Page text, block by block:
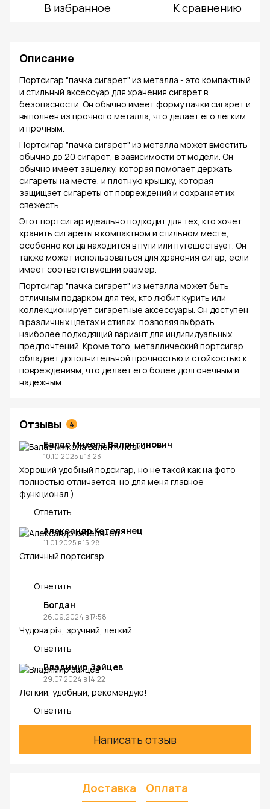
В избранное К сравнению
Описание
Портсигар "пачка сигарет" из металла - это компактный
и стильный аксессуар для хранения сигарет в
безопасности. Он обычно имеет форму пачки сигарет и
выполнен из прочного металла, что делает его легким
и прочным.
Портсигар "пачка сигарет" из металла может вместить
обычно до 20 сигарет, в зависимости от модели. Он
обычно имеет защелку, которая помогает держать
сигареты на месте, и плотную крышку, которая
защищает сигареты от повреждений и сохраняет их
свежесть.
Этот портсигар идеально подходит для тех, кто хочет
хранить сигареты в компактном и стильном месте,
особенно когда находится в пути или путешествует. Он
также может использоваться для хранения сигар, если
имеет соответствующий размер.
Портсигар "пачка сигарет" из металла может быть
отличным подарком для тех, кто любит курить или
коллекционирует сигаретные аксессуары. Он доступен
в различных цветах и стилях, позволяя выбрать
наиболее подходящий вариант для индивидуальных
предпочтений. Кроме того, металлический портсигар
обладает дополнительной прочностью и стойкостью к
повреждениям, что делает его более долговечным и
надежным.
Отзывы 4
Балас Микола Валентинович
10.10.2025 в 13:23
Хороший удобный подсигар, но не такой как на фото
полностью отличается, но для меня главное
функционал )
Ответить
Александр Котелянец
11.01.2025 в 15:28
Отличный портсигар
Ответить
Богдан
26.09.2024 в 17:58
Чудова річ, зручний, легкий.
Ответить
Владимир Зайцев
29.07.2024 в 14:22
Лёгкий, удобный, рекомендую!
Ответить
Написать отзыв
Доставка Оплата